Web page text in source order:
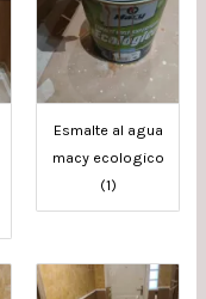
Esmalte al agua
macy ecologico
(1)